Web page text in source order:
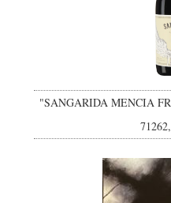
"SANGARIDA MENCIA